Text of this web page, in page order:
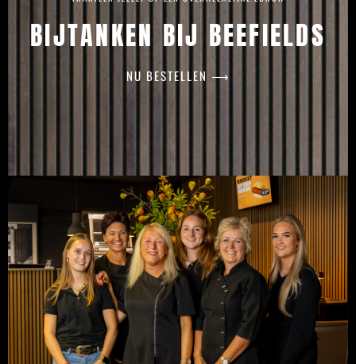
BIJTANKEN BIJ BEEFIELDS
NU BESTELLEN ⟶